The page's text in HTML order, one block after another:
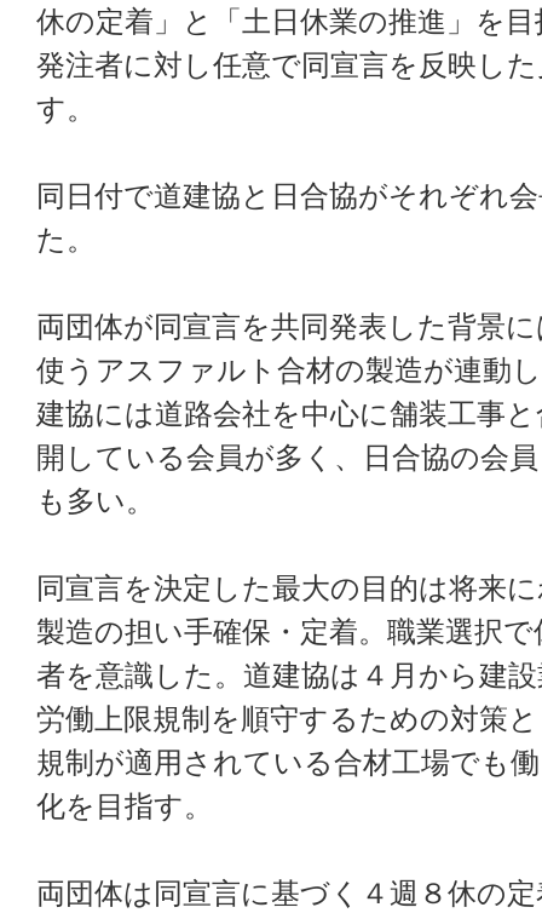
休の定着」と「土日休業の推進」を
発注者に対し任意で同宣言を反映し
す。
同日付で道建協と日合協がそれぞれ
た。
両団体が同宣言を共同発表した背景
使うアスファルト合材の製造が連動
建協には道路会社を中心に舗装工事
開している会員が多く、日合協の会
も多い。
同宣言を決定した最大の目的は将来
製造の担い手確保・定着。職業選択
者を意識した。道建協は４月から建
労働上限規制を順守するための対策
規制が適用されている合材工場でも
化を目指す。
両団体は同宣言に基づく４週８休の